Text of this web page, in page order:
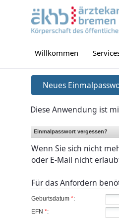
Saut au contenu principal
Willkommen
Neues
Neues
Diese Anwendung ist
Einmalpasswort vergessen?
Wenn Sie sich nicht
oder E-Mail nicht
Für das Anfordern
Geburtsdatum *:
EFN *: